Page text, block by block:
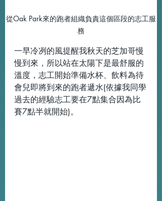
從Oak Park來的跑者組織負責這個區段的志工服
務
一早冷冽的風提醒我秋天的芝加哥慢
慢到來，所以站在太陽下是最舒服的
溫度，志工開始準備水杯、飲料為待
會兒即將到來的跑者遞水(依據我同學
過去的經驗志工要在7點集合因為比
賽7點半就開始)。